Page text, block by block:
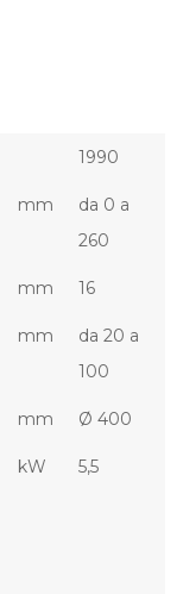
1990
mm
da 0 a
260
mm 16
mm
da 20 a
100
mm Ø 400
kW 5,5